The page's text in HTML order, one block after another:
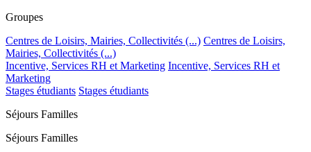
Groupes
Centres de Loisirs, Mairies, Collectivités (...) Centres de Loisirs,
Mairies, Collectivités (...)
Incentive, Services RH et Marketing Incentive, Services RH et
Marketing
Stages étudiants Stages étudiants
Séjours Familles
Séjours Familles